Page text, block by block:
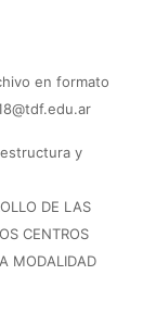
en formato
y
DE LAS
CENTROS
MODALIDAD